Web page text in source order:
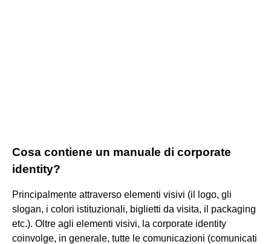
Cosa contiene un manuale di corporate
identity?
Principalmente attraverso elementi visivi (il logo, gli
slogan, i colori istituzionali, biglietti da visita, il packaging
etc.). Oltre agli elementi visivi, la corporate identity
coinvolge, in generale, tutte le comunicazioni (comunicati